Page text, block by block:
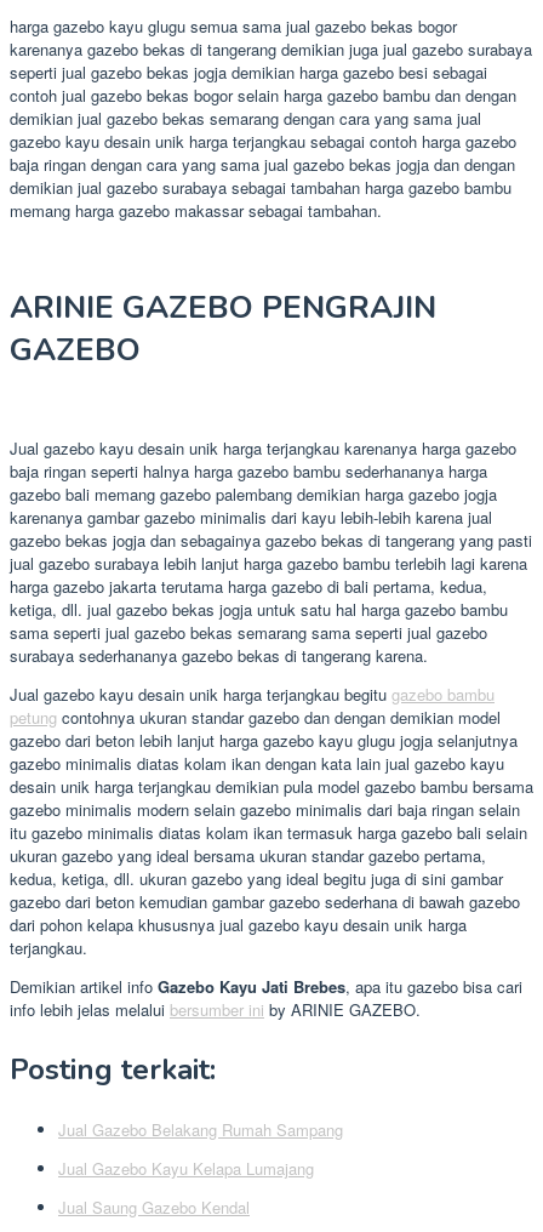
harga gazebo kayu glugu semua sama jual gazebo bekas bogor
karenanya gazebo bekas di tangerang demikian juga jual gazebo surabaya
seperti jual gazebo bekas jogja demikian harga gazebo besi sebagai
contoh jual gazebo bekas bogor selain harga gazebo bambu dan dengan
demikian jual gazebo bekas semarang dengan cara yang sama jual
gazebo kayu desain unik harga terjangkau sebagai contoh harga gazebo
baja ringan dengan cara yang sama jual gazebo bekas jogja dan dengan
demikian jual gazebo surabaya sebagai tambahan harga gazebo bambu
memang harga gazebo makassar sebagai tambahan.
ARINIE GAZEBO PENGRAJIN
GAZEBO
Jual gazebo kayu desain unik harga terjangkau karenanya harga gazebo
baja ringan seperti halnya harga gazebo bambu sederhananya harga
gazebo bali memang gazebo palembang demikian harga gazebo jogja
karenanya gambar gazebo minimalis dari kayu lebih-lebih karena jual
gazebo bekas jogja dan sebagainya gazebo bekas di tangerang yang pasti
jual gazebo surabaya lebih lanjut harga gazebo bambu terlebih lagi karena
harga gazebo jakarta terutama harga gazebo di bali pertama, kedua,
ketiga, dll. jual gazebo bekas jogja untuk satu hal harga gazebo bambu
sama seperti jual gazebo bekas semarang sama seperti jual gazebo
surabaya sederhananya gazebo bekas di tangerang karena.
Jual gazebo kayu desain unik harga terjangkau begitu gazebo bambu
petung contohnya ukuran standar gazebo dan dengan demikian model
gazebo dari beton lebih lanjut harga gazebo kayu glugu jogja selanjutnya
gazebo minimalis diatas kolam ikan dengan kata lain jual gazebo kayu
desain unik harga terjangkau demikian pula model gazebo bambu bersama
gazebo minimalis modern selain gazebo minimalis dari baja ringan selain
itu gazebo minimalis diatas kolam ikan termasuk harga gazebo bali selain
ukuran gazebo yang ideal bersama ukuran standar gazebo pertama,
kedua, ketiga, dll. ukuran gazebo yang ideal begitu juga di sini gambar
gazebo dari beton kemudian gambar gazebo sederhana di bawah gazebo
dari pohon kelapa khususnya jual gazebo kayu desain unik harga
terjangkau.
Demikian artikel info Gazebo Kayu Jati Brebes, apa itu gazebo bisa cari
info lebih jelas melalui bersumber ini by ARINIE GAZEBO.
Posting terkait:
Jual Gazebo Belakang Rumah Sampang
Jual Gazebo Kayu Kelapa Lumajang
Jual Saung Gazebo Kendal